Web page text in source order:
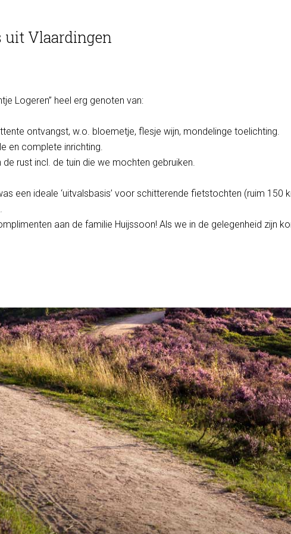
uit Vlaardingen
Logeren” heel erg genoten van:
ontvangst, w.o. bloemetje, flesje wijn, mondelinge toelichting.
en complete inrichting.
de rust incl. de tuin die we mochten gebruiken.
een ideale ‘uitvalsbasis’ voor schitterende fietstochten (ruim 150
aan de familie Huijssoon! Als we in de gelegenheid zijn